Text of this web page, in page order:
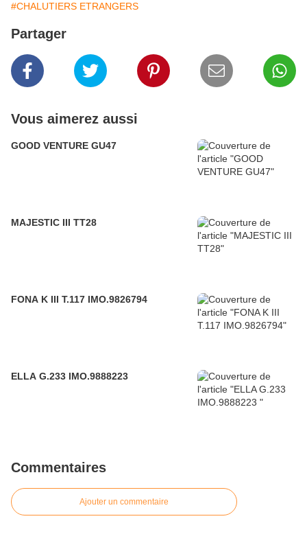
#CHALUTIERS ETRANGERS
Partager
Vous aimerez aussi
GOOD VENTURE GU47
MAJESTIC III TT28
FONA K III T.117 IMO.9826794
ELLA G.233 IMO.9888223
Commentaires
Ajouter un commentaire